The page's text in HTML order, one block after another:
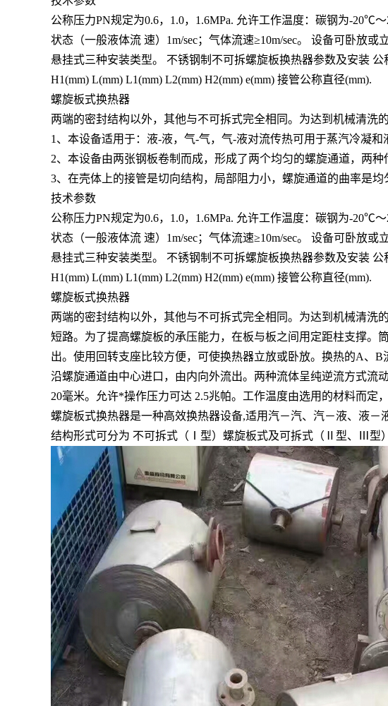
公称压力PN规定为0.6，1.0，1.6MPa. 允许工作温度：碳钢为-
状态（一般液体流 速）1m/sec；气体流速≥10m/sec。 设备可卧放
悬挂式三种安装类型。 不锈钢制不可拆螺旋板换热器参数及安装 公
H1(mm) L(mm) L1(mm) L2(mm) H2(mm) e(mm) 接管公称直径(mm).
螺旋板式换热器
两端的密封结构以外，其他与不可拆式完全相同。为达到机械清洗
1、本设备适用于：液-液，气-气，气-液对流传热可用于蒸汽冷凝
2、本设备由两张钢板卷制而成，形成了两个均匀的螺旋通道，两
3、在壳体上的接管是切向结构，局部阻力小，螺旋通道的曲率是
技术参数
公称压力PN规定为0.6，1.0，1.6MPa. 允许工作温度：碳钢为-
状态（一般液体流 速）1m/sec；气体流速≥10m/sec。 设备可卧放
悬挂式三种安装类型。 不锈钢制不可拆螺旋板换热器参数及安装 公
H1(mm) L(mm) L1(mm) L2(mm) H2(mm) e(mm) 接管公称直径(mm).
螺旋板式换热器
两端的密封结构以外，其他与不可拆式完全相同。为达到机械清
短路。为了提高螺旋板的承压能力，在板与板之间用定距柱支撑。
出。使用回转支座比较方便，可使换热器立放或卧放。换热的A、
沿螺旋通道由中心进口，由内向外流出。两种流体呈纯逆流方式流
20毫米。允许*操作压力可达 2.5兆帕。工作温度由选用的材料而定
螺旋板式换热器是一种高效换热器设备,适用汽－汽、汽－液、液
结构形式可分为 不可拆式（Ⅰ型）螺旋板式及可拆式（Ⅱ型、Ⅲ型